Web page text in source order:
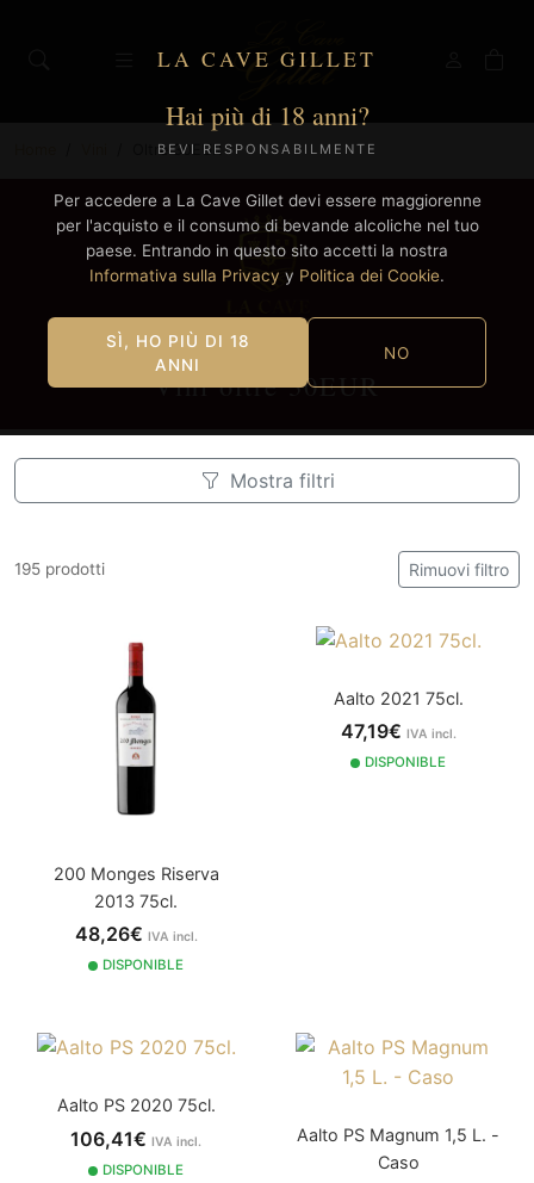
LA CAVE GILLET
Hai più di 18 anni?
BEVI RESPONSABILMENTE
Per accedere a La Cave Gillet devi essere maggiorenne
per l'acquisto e il consumo di bevande alcoliche nel tuo
paese. Entrando in questo sito accetti la nostra
Informativa sulla Privacy y Politica dei Cookie.
SÌ, HO PIÙ DI 18
ANNI
NO
Oltre 30EUR
Vini oltre 30EUR
Mostra filtri
195 prodotti Rimuovi filtro
200 Monges Riserva
2013 75cl.
48,26€ IVA incl.
DISPONIBLE
Aalto 2021 75cl.
47,19€ IVA incl.
DISPONIBLE
Aalto PS 2020 75cl.
106,41€ IVA incl.
DISPONIBLE
Aalto PS Magnum 1,5 L. -
Caso